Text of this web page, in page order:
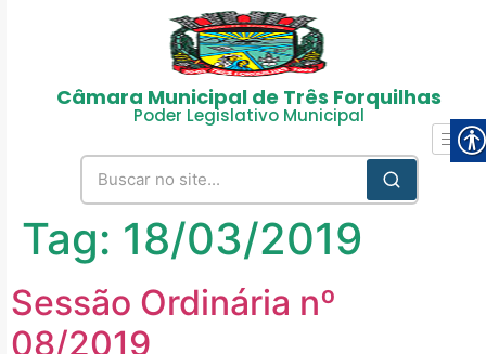
Câmara Municipal de Três Forquilhas
Poder Legislativo Municipal
Tag: 18/03/2019
Sessão Ordinária nº
08/2019